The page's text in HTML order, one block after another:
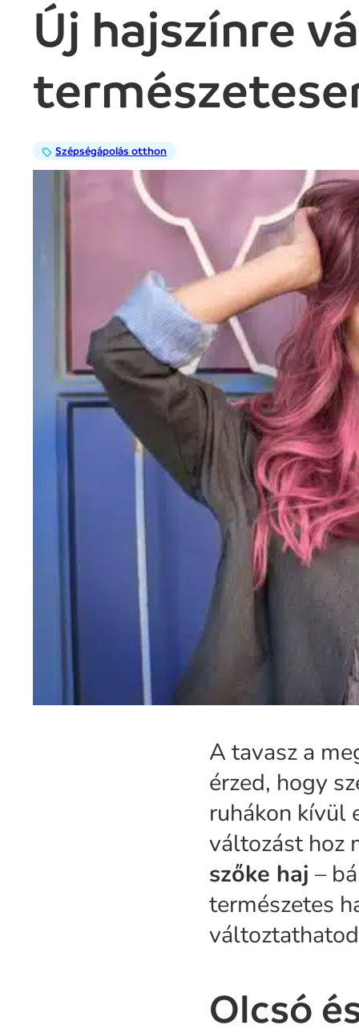
Új hajszínre
Szépségápolás otthon
A tavasz a
érzed, hogy
ruhákon
változást hoz
szőke haj–
természetes
Olcsó